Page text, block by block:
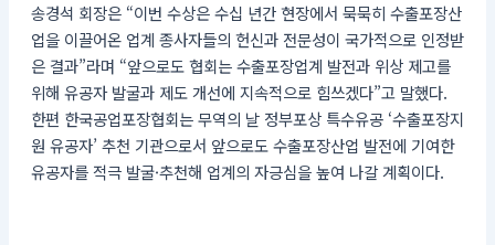
송경석 회장은 “이번 수상은 수십 년간 현장에서 묵묵히 수출포장산
업을 이끌어온 업계 종사자들의 헌신과 전문성이 국가적으로 인정받
은 결과”라며 “앞으로도 협회는 수출포장업계 발전과 위상 제고를
위해 유공자 발굴과 제도 개선에 지속적으로 힘쓰겠다”고 말했다.
한편 한국공업포장협회는 무역의 날 정부포상 특수유공 ‘수출포장지
원 유공자’ 추천 기관으로서 앞으로도 수출포장산업 발전에 기여한
유공자를 적극 발굴·추천해 업계의 자긍심을 높여 나갈 계획이다.